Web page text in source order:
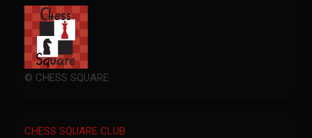
© CHESS SQUARE
CHESS SQUARE CLUB